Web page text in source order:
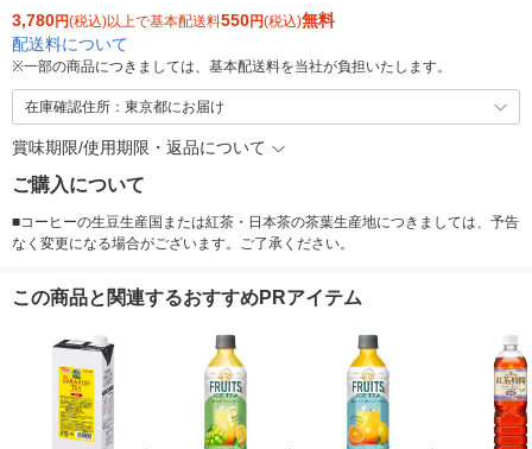
3,780円(税込)以上で基本配送料550円(税込)無料
配送料について
※一部の商品につきましては、基本配送料を当社が負担いたします。
在庫確認住所：東京都にお届け
賞味期限/使用期限・返品について
ご購入について
■コーヒーの生豆生産国または紅茶・日本茶の茶葉生産地につきましては、予告
なく変更になる場合がございます。ご了承ください。
この商品と関連するおすすめPRアイテム